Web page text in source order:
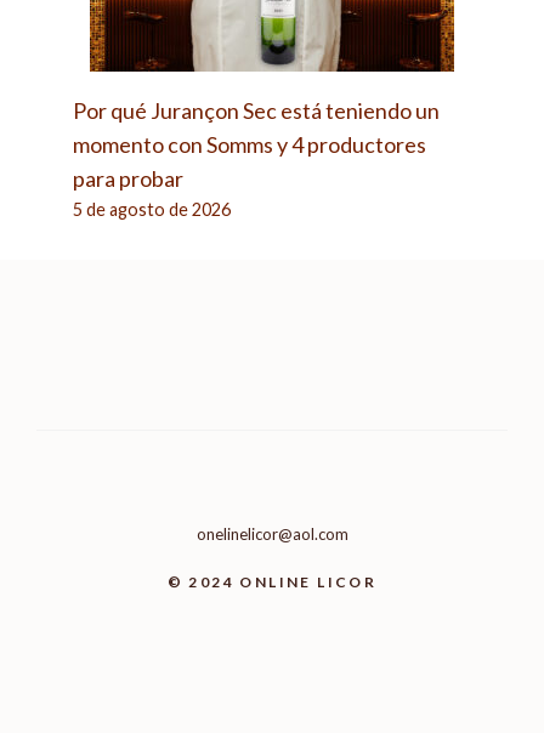
Por qué Jurançon Sec está teniendo un
momento con Somms y 4 productores
para probar
5 de agosto de 2026
© 2024 ONLINE LICOR
onelinelicor@aol.com